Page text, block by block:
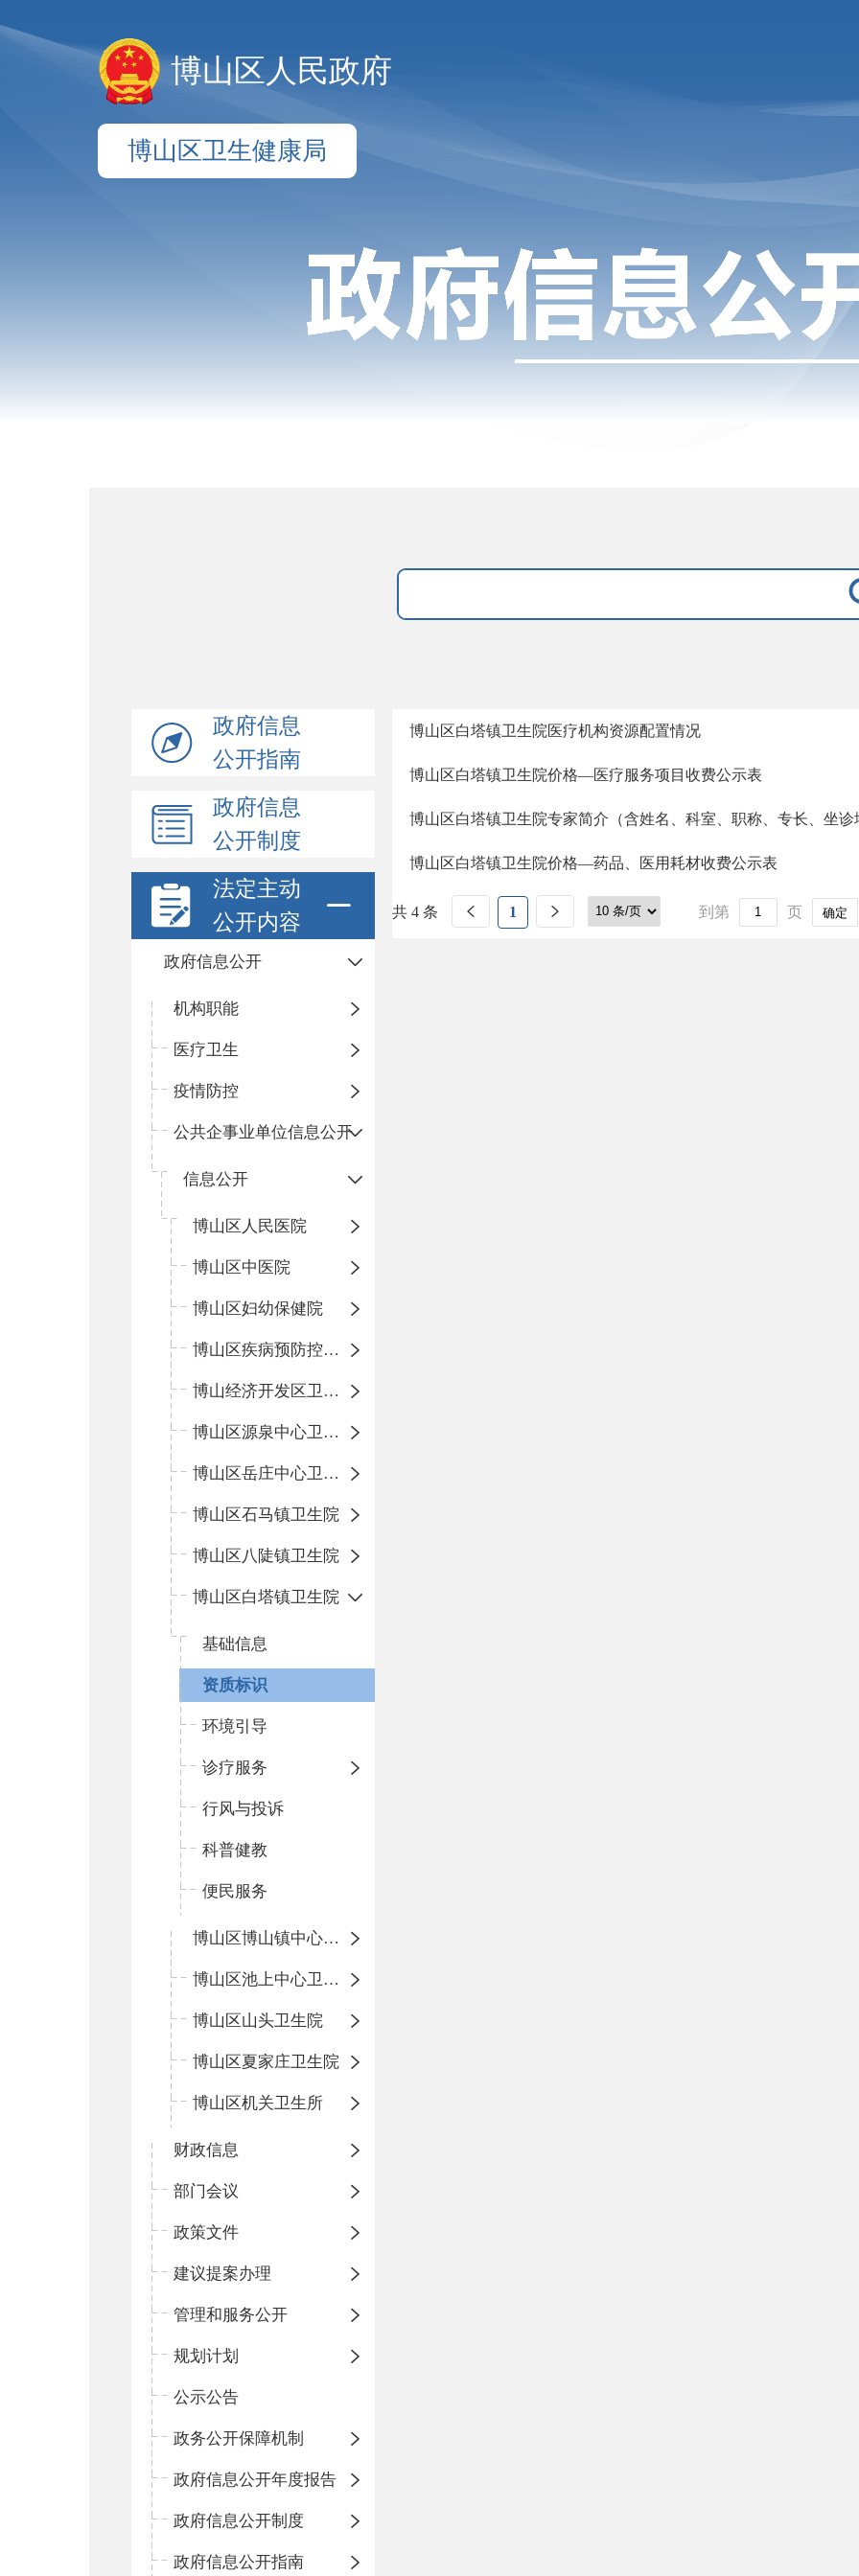
博山区人民政府
博山区卫生健康局
政府信息
公开指南
政府信息
公开制度
法定主动
公开内容
政府信息公开
机构职能
医疗卫生
疫情防控
公共企事业单位信息公开
信息公开
​博山区人民医院
博山区中医院
博山区妇幼保健院
博山区疾病预防控制中心
博山经济开发区卫生院
博山区源泉中心卫生院（博山区第二人民医院）
博山区岳庄中心卫生院
博山区石马镇卫生院
博山区八陡镇卫生院
博山区白塔镇卫生院
基础信息
资质标识
环境引导
诊疗服务
行风与投诉
科普健教
便民服务
博山区博山镇中心卫生院（南院区、北院区）
博山区池上中心卫生院
博山区山头卫生院
博山区夏家庄卫生院
博山区机关卫生所
财政信息
部门会议
政策文件
建议提案办理
管理和服务公开
规划计划
公示公告
政务公开保障机制
政府信息公开年度报告
政府信息公开制度
政府信息公开指南
博山区白塔镇卫生院医疗机构资源配置情况
博山区白塔镇卫生院价格—医疗服务项目收费公示表
博山区白塔镇卫生院专家简介（含姓名、科室、职称、专长、坐诊
博山区白塔镇卫生院价格—药品、医用耗材收费公示表
共 4 条 1 到第 页 确定